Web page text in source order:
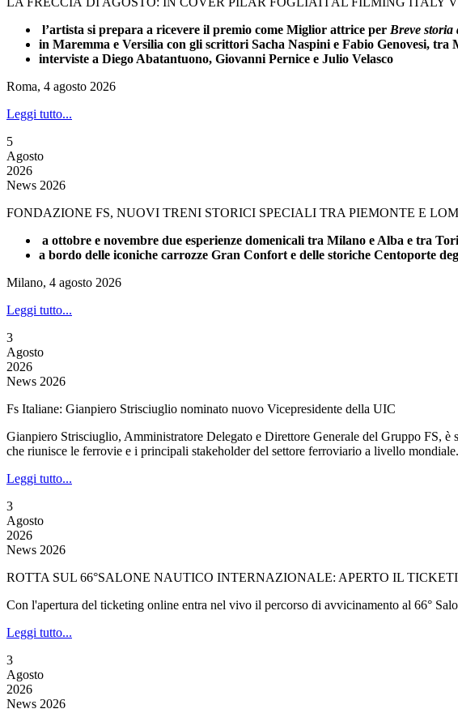
l’artista si prepara a ricevere il premio come Miglior attrice per Breve storia
in Maremma e Versilia con gli scrittori Sacha Naspini e Fabio Genovesi, tra
interviste a Diego Abatantuono, Giovanni Pernice e Julio Velasco
Roma, 4 agosto 2026
Leggi tutto...
5
Agosto
2026
News 2026
FONDAZIONE FS, NUOVI TRENI STORICI SPECIALI TRA PIEMONTE E
a ottobre e novembre due esperienze domenicali tra Milano e Alba e tra
a bordo delle iconiche carrozze Gran Confort e delle storiche Centoporte
Milano, 4 agosto 2026
Leggi tutto...
3
Agosto
2026
News 2026
Fs Italiane: Gianpiero Strisciuglio nominato nuovo Vicepresidente della UIC
Gianpiero Strisciuglio, Amministratore Delegato e Direttore Generale del Gruppo FS,
che riunisce le ferrovie e i principali stakeholder del settore ferroviario a livello mondiale.
Leggi tutto...
3
Agosto
2026
News 2026
ROTTA SUL 66°SALONE NAUTICO INTERNAZIONALE: APERTO IL
Con l'apertura del ticketing online entra nel vivo il percorso di avvicinamento al 66°
Leggi tutto...
3
Agosto
2026
News 2026